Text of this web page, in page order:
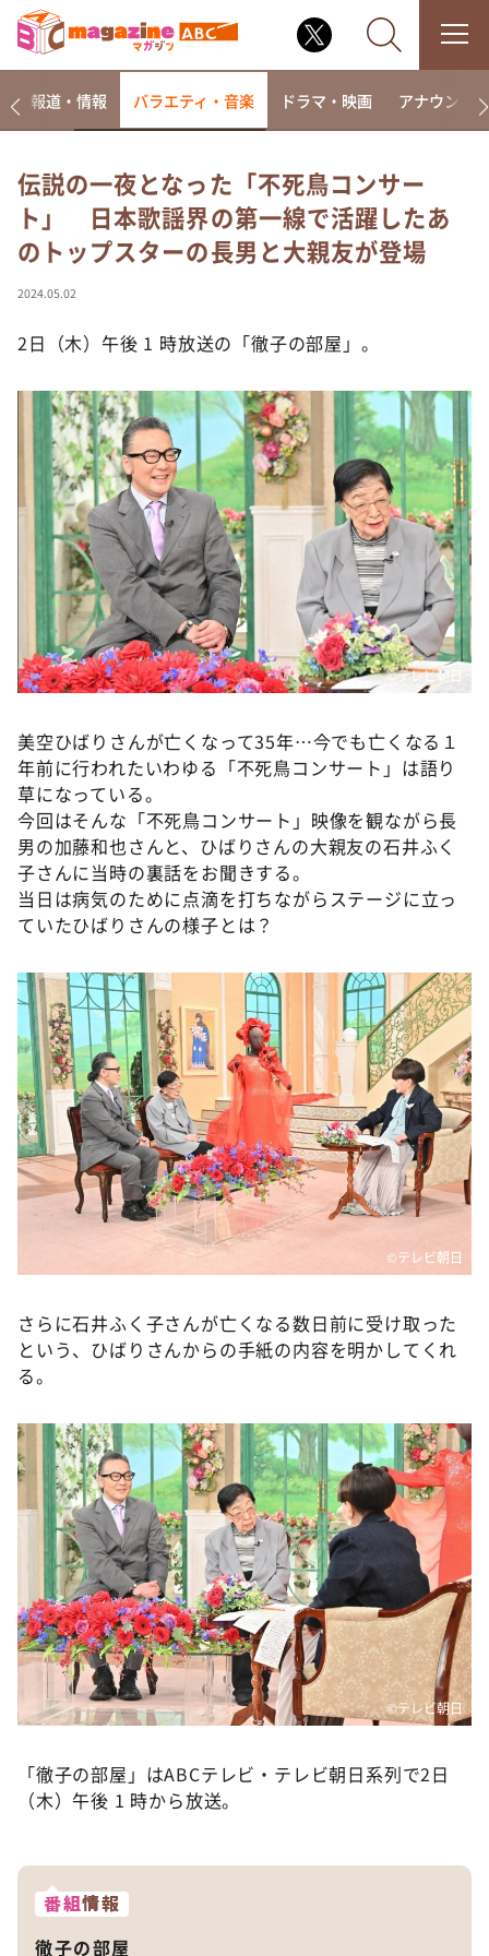
なるみ・岡村の過ぎるTV
相席食堂
これ余談なんですけど・・・
て真剣です
news おかえり
河合＆A.B.C-Z塚田×福井アナ「なんでやねん！？」
（news おかえり）
DAIGOも台所 ～きょうの献立 何にする？～
本日はダイアンなり！シーズン２
朝だ！生です旅サラダ
教えて！ニュースライブ 正義のミカタ
ＬＩＦＥ～夢のカタチ～
新婚さんいらっしゃい！
ザキ山小屋本館
ぺこぱのまるスポ
アナ回覧板
報道・情報 バラエティ・音楽 ドラマ・映画 アナウンサー
伝説の一夜となった「不死鳥コンサー
ト」 日本歌謡界の第一線で活躍したあ
のトップスターの長男と大親友が登場
2024.05.02
2日（木）午後 1 時放送の「徹子の部屋」。
©テレビ朝日
美空ひばりさんが亡くなって35年…今でも亡くなる１
年前に行われたいわゆる「不死鳥コンサート」は語り
草になっている。
今回はそんな「不死鳥コンサート」映像を観ながら長
男の加藤和也さんと、ひばりさんの大親友の石井ふく
子さんに当時の裏話をお聞きする。
当日は病気のために点滴を打ちながらステージに立っ
ていたひばりさんの様子とは？
©テレビ朝日
さらに石井ふく子さんが亡くなる数日前に受け取った
という、ひばりさんからの手紙の内容を明かしてくれ
る。
©テレビ朝日
「徹子の部屋」はABCテレビ・テレビ朝日系列で2日
（木）午後 1 時から放送。
番組情報
徹子の部屋